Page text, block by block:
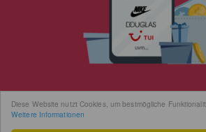
Diese Website nutzt Cookies, um bestmögliche
Weitere Informationen
Gurkerl